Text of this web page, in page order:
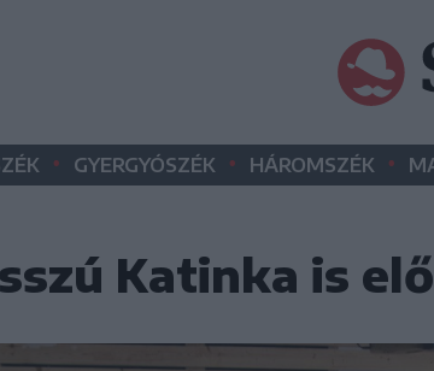
• GYERGYÓSZÉK • HÁROMSZÉK •
Katinka is